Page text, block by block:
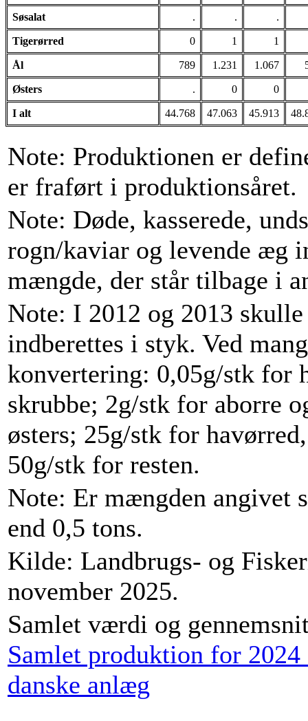
Søsalat . . .
Tigerørred 0 1 1
Ål 789 1.231 1.067
Østers . 0 0
I alt 44.768 47.063 45.913
Note: Produktionen er
er fraført i produktionsåret.
Note: Døde, kasserede,
rogn/kaviar og levende æg
mængde, der står tilbage i
Note: I 2012 og 2013
indberettes i styk. Ved
konvertering: 0,05g/stk for
skrubbe; 2g/stk for aborre
østers; 25g/stk for
50g/stk for resten.
Note: Er mængden angivet
end 0,5 tons.
Kilde: Landbrugs- og
november 2025.
Samlet værdi og
Samlet produktion for
danske anlæg